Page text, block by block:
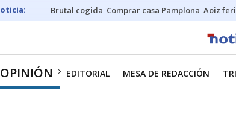
Brutal cogida Comprar casa Pamplona Aoiz
OPINIÓN EDITORIAL MESA DE REDACCIÓN